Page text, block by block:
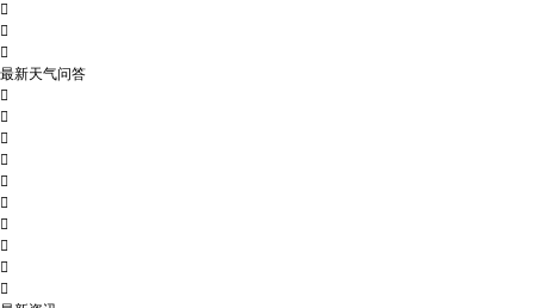



最新天气问答









